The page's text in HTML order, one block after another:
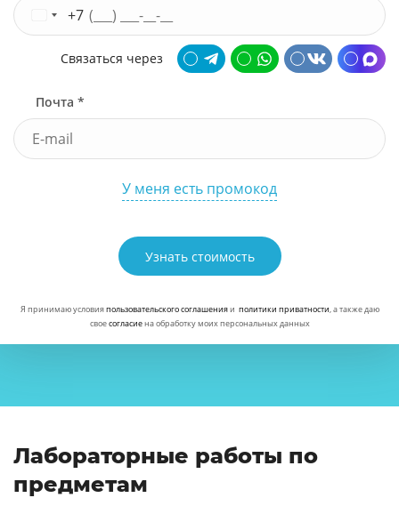
+7
Связаться через
Почта *
У меня есть промокод
Узнать стоимость
Я принимаю условияпользовательского соглашенияи политики приватности, а также даю
своесогласиена обработку моих персональных данных
Лабораторные работы по
предметам